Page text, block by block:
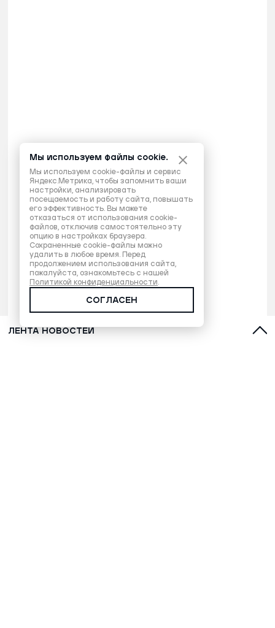
ЛЕНТА НОВОСТЕЙ
Мы используем файлы cookie.
Мы используем cookie-файлы и сервис
Яндекс.Метрика, чтобы запомнить ваши
настройки, анализировать
посещаемость и работу сайта, повышать
его эффективность. Вы можете
отказаться от использования cookie-
файлов, отключив самостоятельно эту
опцию в настройках браузера.
Сохраненные cookie-файлы можно
удалить в любое время. Перед
продолжением использования сайта,
пожалуйста, ознакомьтесь с нашей
Политикой конфиденциальности.
СОГЛАСЕН